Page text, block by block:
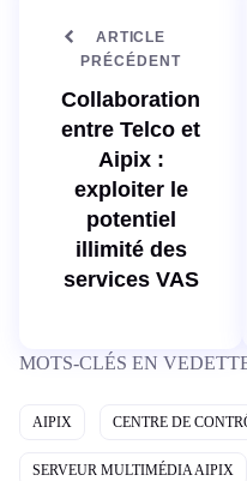
ARTICLE
PRÉCÉDENT
Collaboration
entre Telco et
Aipix :
exploiter le
potentiel
illimité des
services VAS
MOTS-CLÉS EN
AIPIX CENTRE DE
SERVEUR MULTIMÉDIA AIPIX